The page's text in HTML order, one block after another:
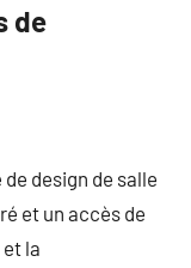
de
design de salle
et un accès de
la